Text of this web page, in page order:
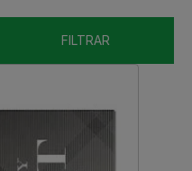
FILTRAR